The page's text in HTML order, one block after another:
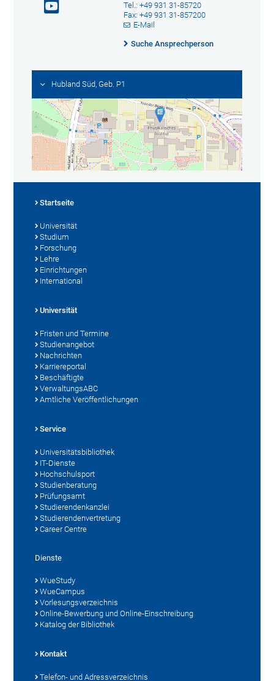
Tel.: +49 931 31-85720
Fax: +49 931 31-857200
E-Mail
Suche Ansprechperson
Hubland Süd, Geb. P1
Startseite
Universität
Studium
Forschung
Lehre
Einrichtungen
International
Universität
Fristen und Termine
Studienangebot
Nachrichten
Karriereportal
Beschäftigte
VerwaltungsABC
Amtliche Veröffentlichungen
Service
Universitätsbibliothek
IT-Dienste
Hochschulsport
Studienberatung
Prüfungsamt
Studierendenkanzlei
Studierendenvertretung
Career Centre
Dienste
WueStudy
WueCampus
Vorlesungsverzeichnis
Online-Bewerbung und Online-Einschreibung
Katalog der Bibliothek
Kontakt
Telefon- und Adressverzeichnis